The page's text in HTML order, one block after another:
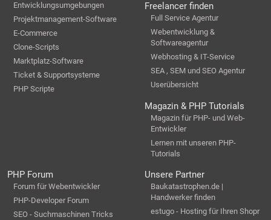
Entwicklungsumgebungen
Projektmanagement-Software
E-Commerce
Clone-Scripts
Marktplatz-Software
Ticket & Supportsysteme
PHP Scripte
Freelancer finden
Full Service Agentur
Webentwicklung &
Softwareagentur
Webhosting & IT-Service
SEA , SEM und SEO Agentur
Userübersicht
Magazin & PHP Tutorials
Magazin für PHP- und Web-
Entwickler
Lernen mit unseren PHP-
Tutorials
PHP Forum
Forum für Webentwickler
PHP-Developer Forum
SEO - Suchmaschinen Tricks
Unsere Partner
Baukatastrophen.de |
Handwerker finden
estugo - Hosting für Ihren Shopr